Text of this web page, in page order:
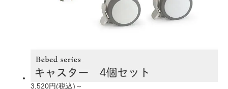
3,520円(税込)～